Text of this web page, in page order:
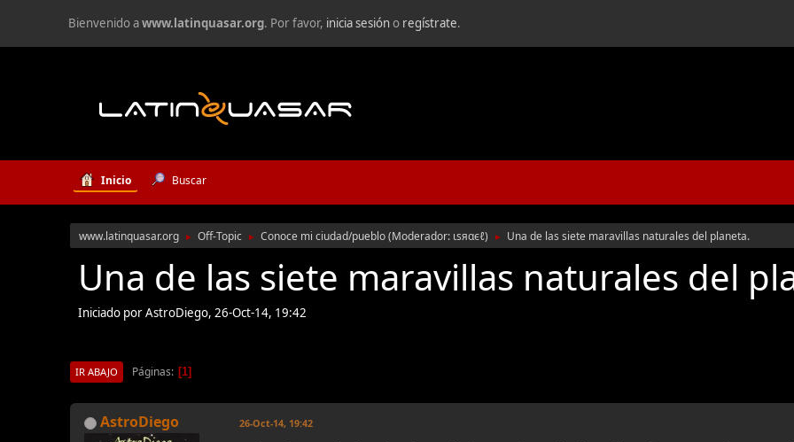
Bienvenido awww.latinquasar.org. Por favor, inicia sesióno regístrate.
Inicio Buscar
www.latinquasar.org ► Off-Topic ► Conoce mi ciudad/pueblo(Moderador: ιѕяαєℓ) ► Una de las siete maravillas naturales del planeta.
Una de las siete maravillas naturales del
Iniciado por AstroDiego, 26-Oct-14, 19:42
IR ABAJO Páginas 1
AstroDiego 26-Oct-14, 19:42